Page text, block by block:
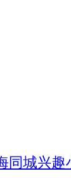
同城兴趣